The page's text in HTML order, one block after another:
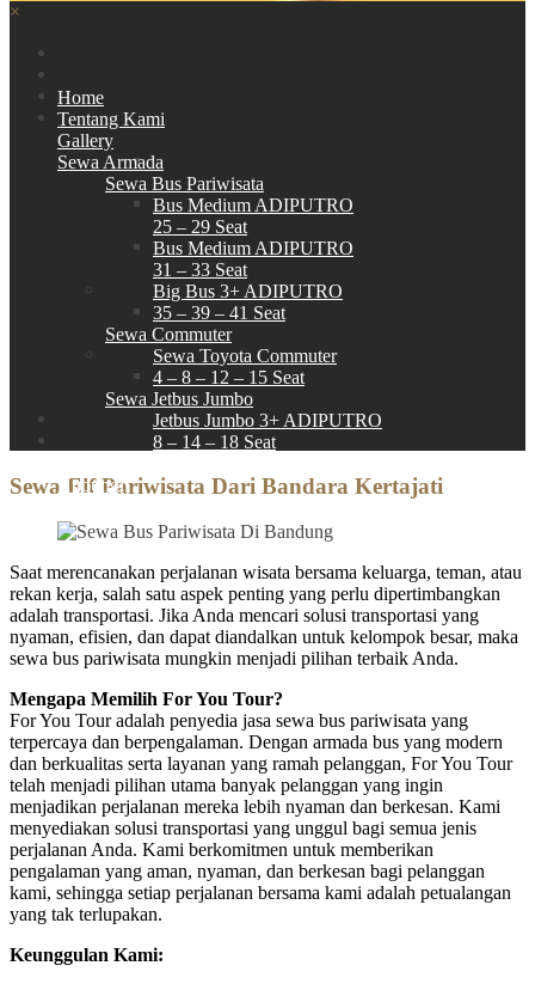
×
Home
Tentang Kami
Gallery
Sewa Armada
Sewa Bus Pariwisata
Bus Medium ADIPUTRO
25 – 29 Seat
Bus Medium ADIPUTRO
31 – 33 Seat
Big Bus 3+ ADIPUTRO
35 – 39 – 41 Seat
Sewa Commuter
Sewa Toyota Commuter
4 – 8 – 12 – 15 Seat
Sewa Jetbus Jumbo
Jetbus Jumbo 3+ ADIPUTRO
8 – 14 – 18 Seat
Hubungi
Sewa Elf Pariwisata Dari Bandara Kertajati
Saat merencanakan perjalanan wisata bersama keluarga, teman, atau
rekan kerja, salah satu aspek penting yang perlu dipertimbangkan
adalah transportasi. Jika Anda mencari solusi transportasi yang
nyaman, efisien, dan dapat diandalkan untuk kelompok besar, maka
sewa bus pariwisata mungkin menjadi pilihan terbaik Anda.
Mengapa Memilih For You Tour?
For You Tour adalah penyedia jasa sewa bus pariwisata yang
terpercaya dan berpengalaman. Dengan armada bus yang modern
dan berkualitas serta layanan yang ramah pelanggan, For You Tour
telah menjadi pilihan utama banyak pelanggan yang ingin
menjadikan perjalanan mereka lebih nyaman dan berkesan. Kami
menyediakan solusi transportasi yang unggul bagi semua jenis
perjalanan Anda. Kami berkomitmen untuk memberikan
pengalaman yang aman, nyaman, dan berkesan bagi pelanggan
kami, sehingga setiap perjalanan bersama kami adalah petualangan
yang tak terlupakan.
Keunggulan Kami: